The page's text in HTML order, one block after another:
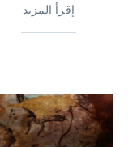
إقرأ المزيد